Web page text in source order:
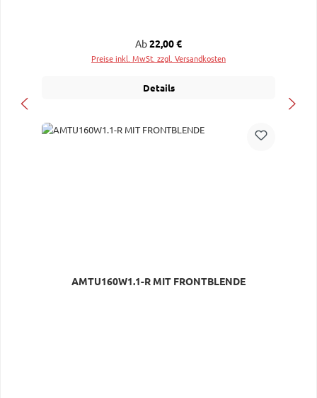
Regulärer Preis:
Ab22,00 €
Preise inkl. MwSt. zzgl. Versandkosten
Details
AMTU160W1.1-R MIT FRONTBLENDE